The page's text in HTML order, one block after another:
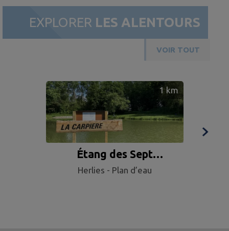
EXPLORER LES ALENTOURS
VOIR TOUT
1 km
Étang des Sept
Fontaines
Herlies - Plan d’eau